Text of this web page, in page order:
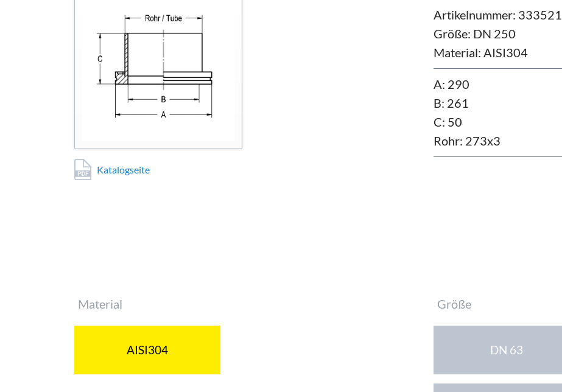
Katalogseite
Artikelnummer: 333521
Größe: DN 250
Material: AISI304
A: 290
B: 261
C: 50
Rohr: 273x3
Pflichtfeld
Material
AISI304
Pflichtfeld
Größe
DN 63